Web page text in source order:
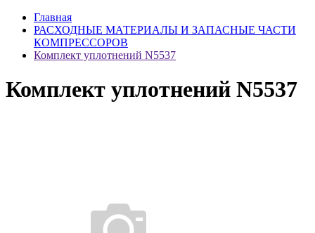
Главная
РАСХОДНЫЕ МАТЕРИАЛЫ И ЗАПАСНЫЕ ЧАСТИ
КОМПРЕССОРОВ
Комплект уплотнений N5537
Комплект уплотнений N5537